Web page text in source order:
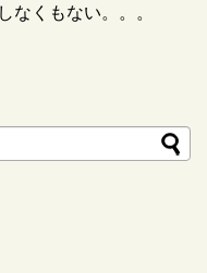
なくもない。。。